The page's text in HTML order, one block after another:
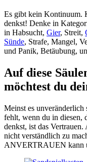
Es gibt kein Kontinuum.
denkst! Denke in
in Habsucht, Gier, Streit,
Sünde, Strafe, Mangel,
und Panik, Betäubung,
Auf diese
möchtest du
Meinst es unveränderlich
fehlt, wenn du in diesen,
denkst, ist das
nicht verständlich zu
ANVERTRAUEN kann